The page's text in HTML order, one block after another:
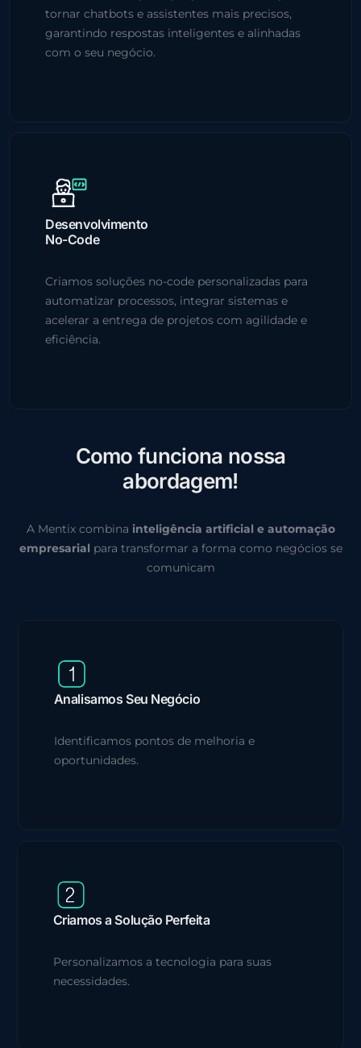
tornar chatbots e assistentes mais precisos,
garantindo respostas inteligentes e alinhadas
com o seu negócio.
Desenvolvimento
No-Code
Criamos soluções no-code personalizadas para
automatizar processos, integrar sistemas e
acelerar a entrega de projetos com agilidade e
eficiência.
Como funciona nossa
abordagem!
A Mentix combina inteligência artificial e automação
empresarial para transformar a forma como negócios se
comunicam
Analisamos Seu Negócio
Identificamos pontos de melhoria e
oportunidades.
Criamos a Solução Perfeita
Personalizamos a tecnologia para suas
necessidades.